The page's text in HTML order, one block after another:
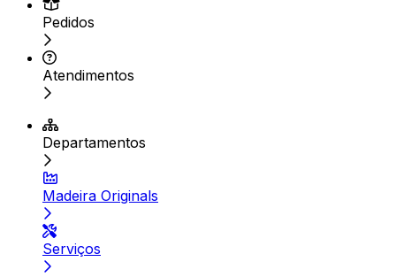
Pedidos
Atendimentos
Departamentos
Madeira Originals
Serviços